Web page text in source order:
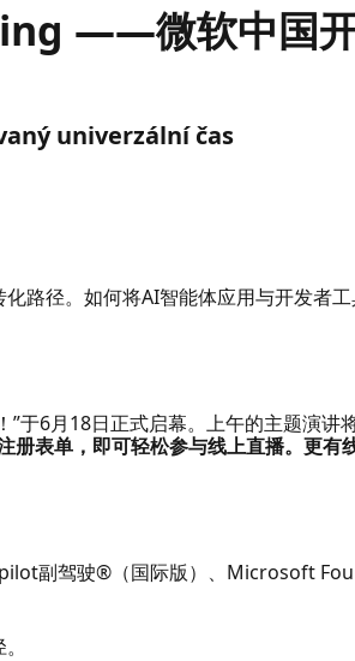
——微软中国开
univerzální čas
路径。如何将AI智能体应用与开发者
6月18日正式启幕。上午的主题演讲
册表单，即可轻松参与线上直播。更有
副驾驶®（国际版）、Microsoft